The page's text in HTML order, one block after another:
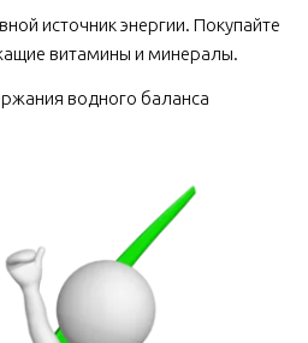
источник энергии. Покупайте
витамины и минералы.
водного баланса